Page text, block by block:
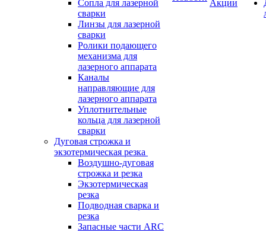
Сопла для лазерной
сварки
Линзы для лазерной
сварки
Ролики подающего
механизма для
лазерного аппарата
Каналы
направляющие для
лазерного аппарата
Уплотнительные
кольца для лазерной
сварки
Дуговая строжка и
экзотермическая резка
Воздушно-дуговая
строжка и резка
Экзотермическая
резка
Подводная сварка и
резка
Запасные части ARC
Акции